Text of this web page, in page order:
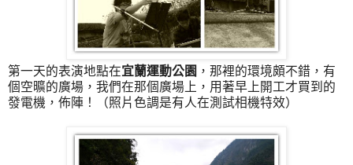
第一天的表演地點在宜蘭運動公園 ，那裡的環境頗不錯，有
個空曠的廣場，我們在那個廣場上，用著早上開工才買到的
發電機，佈陣！（照片色調是有人在測試相機特效）